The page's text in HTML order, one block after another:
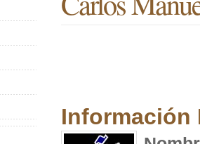
Información